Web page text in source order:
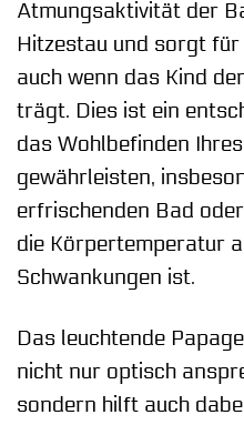
Atmungsaktivität der
Hitzestau und sorgt für
auch wenn das Kind
trägt. Dies ist ein
das Wohlbefinden
gewährleisten,
erfrischenden Bad
die Körpertemperatur
Schwankungen ist.
Das leuchtende
nicht nur optisch
sondern hilft auch